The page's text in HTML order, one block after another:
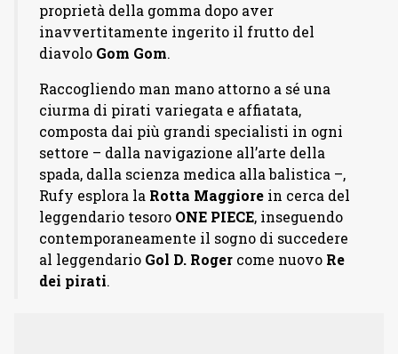
proprietà della gomma dopo aver
inavvertitamente ingerito il frutto del
diavolo Gom Gom.
Raccogliendo man mano attorno a sé una
ciurma di pirati variegata e affiatata,
composta dai più grandi specialisti in ogni
settore – dalla navigazione all’arte della
spada, dalla scienza medica alla balistica –,
Rufy esplora la Rotta Maggiore in cerca del
leggendario tesoro ONE PIECE, inseguendo
contemporaneamente il sogno di succedere
al leggendario Gol D. Roger come nuovo Re
dei pirati.